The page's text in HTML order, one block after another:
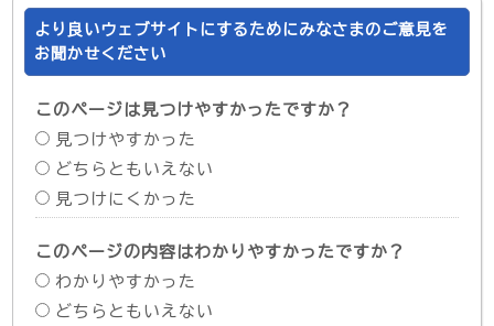
より良いウェブサイトにするためにみなさまのご意見を
お聞かせください
このページは見つけやすかったですか？
見つけやすかった
どちらともいえない
見つけにくかった
このページの内容はわかりやすかったですか？
わかりやすかった
どちらともいえない